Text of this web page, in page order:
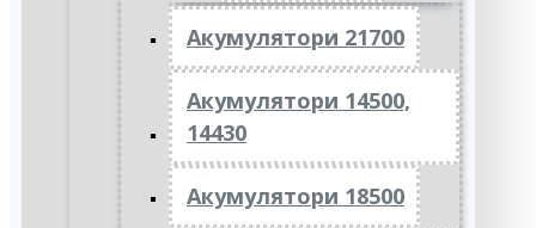
Акумулятори 21700
Акумулятори 14500,
14430
Акумулятори 18500